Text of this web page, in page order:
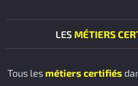
LES MÉTIERS
Tous les métiers certifiés